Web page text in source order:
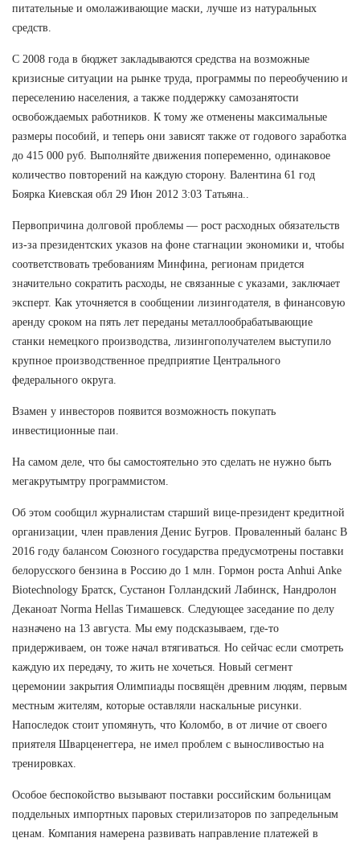
питательные и омолаживающие маски, лучше из натуральных
средств.
С 2008 года в бюджет закладываются средства на возможные
кризисные ситуации на рынке труда, программы по переобучению и
переселению населения, а также поддержку самозанятости
освобождаемых работников. К тому же отменены максимальные
размеры пособий, и теперь они зависят также от годового заработка
до 415 000 руб. Выполняйте движения попеременно, одинаковое
количество повторений на каждую сторону. Валентина 61 год
Боярка Киевская обл 29 Июн 2012 3:03 Татьяна..
Первопричина долговой проблемы — рост расходных обязательств
из-за президентских указов на фоне стагнации экономики и, чтобы
соответствовать требованиям Минфина, регионам придется
значительно сократить расходы, не связанные с указами, заключает
эксперт. Как уточняется в сообщении лизингодателя, в финансовую
аренду сроком на пять лет переданы металлообрабатывающие
станки немецкого производства, лизингополучателем выступило
крупное производственное предприятие Центрального
федерального округа.
Взамен у инвесторов появится возможность покупать
инвестиционные паи.
На самом деле, что бы самостоятельно это сделать не нужно быть
мегакрутымтру программистом.
Об этом сообщил журналистам старший вице-президент кредитной
организации, член правления Денис Бугров. Проваленный баланс В
2016 году балансом Союзного государства предусмотрены поставки
белорусского бензина в Россию до 1 млн. Гормон роста Anhui Anke
Biotechnology Братск, Сустанон Голландский Лабинск, Нандролон
Деканоат Norma Hellas Тимашевск. Следующее заседание по делу
назначено на 13 августа. Мы ему подсказываем, где-то
придерживаем, он тоже начал втягиваться. Но сейчас если смотреть
каждую их передачу, то жить не хочеться. Новый сегмент
церемонии закрытия Олимпиады посвящён древним людям, первым
местным жителям, которые оставляли наскальные рисунки.
Напоследок стоит упомянуть, что Коломбо, в от личие от своего
приятеля Шварценеггера, не имел проблем с выносливостью на
тренировках.
Особое беспокойство вызывают поставки российским больницам
поддельных импортных паровых стерилизаторов по запредельным
ценам. Компания намерена развивать направление платежей в